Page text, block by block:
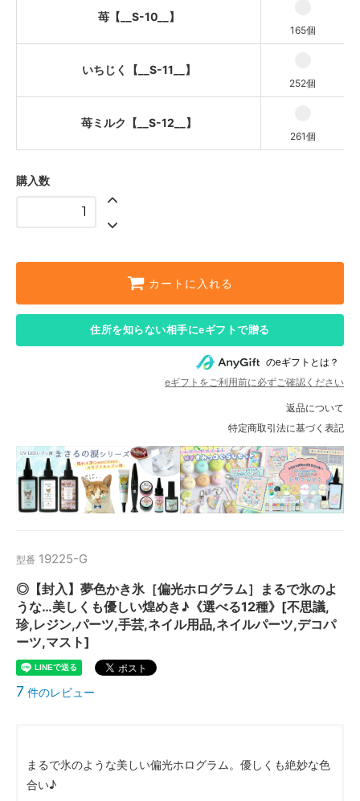
苺【__S-10__】
165個
いちじく【__S-11__】
252個
苺ミルク【__S-12__】
261個
購入数
カートに入れる
住所を知らない相手にeギフトで贈る
のeギフトとは？
eギフトをご利用前に必ずご確認ください
返品について
特定商取引法に基づく表記
型番 19225-G
◎【封入】夢色かき氷［偏光ホログラム］まるで氷のよ
うな…美しくも優しい煌めき♪《選べる12種》[不思議,
珍,レジン,パーツ,手芸,ネイル用品,ネイルパーツ,デコパ
ーツ,マスト]
7 件のレビュー
まるで氷のような美しい偏光ホログラム。優しくも絶妙な色
合い♪